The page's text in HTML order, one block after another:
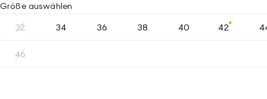
Größe auswählen
32 34 36 38 40 42
46